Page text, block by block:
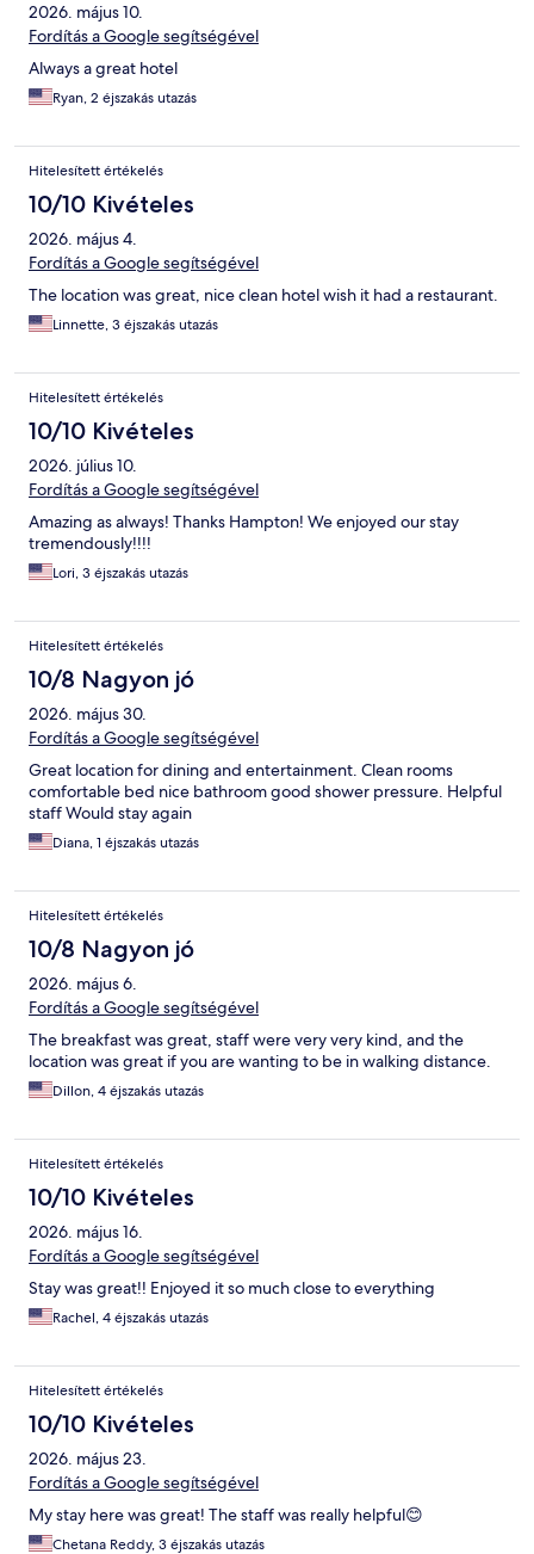
2026. május 10.
Fordítás a Google segítségével
Always a great hotel
Ryan, 2 éjszakás utazás
Hitelesített értékelés
10/10 Kivételes
2026. május 4.
Fordítás a Google segítségével
The location was great, nice clean hotel wish it had a restaurant.
Linnette, 3 éjszakás utazás
Hitelesített értékelés
10/10 Kivételes
2026. július 10.
Fordítás a Google segítségével
Amazing as always! Thanks Hampton! We enjoyed our stay
tremendously!!!!
Lori, 3 éjszakás utazás
Hitelesített értékelés
10/8 Nagyon jó
2026. május 30.
Fordítás a Google segítségével
Great location for dining and entertainment. Clean rooms
comfortable bed nice bathroom good shower pressure. Helpful
staff Would stay again
Diana, 1 éjszakás utazás
Hitelesített értékelés
10/8 Nagyon jó
2026. május 6.
Fordítás a Google segítségével
The breakfast was great, staff were very very kind, and the
location was great if you are wanting to be in walking distance.
Dillon, 4 éjszakás utazás
Hitelesített értékelés
10/10 Kivételes
2026. május 16.
Fordítás a Google segítségével
Stay was great!! Enjoyed it so much close to everything
Rachel, 4 éjszakás utazás
Hitelesített értékelés
10/10 Kivételes
2026. május 23.
Fordítás a Google segítségével
My stay here was great! The staff was really helpful😊
Chetana Reddy, 3 éjszakás utazás